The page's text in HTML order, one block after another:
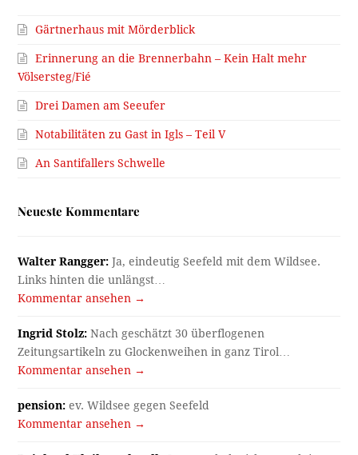
Gärtnerhaus mit Mörderblick
Erinnerung an die Brennerbahn – Kein Halt mehr
Völsersteg/Fié
Drei Damen am Seeufer
Notabilitäten zu Gast in Igls – Teil V
An Santifallers Schwelle
Neueste Kommentare
Walter Rangger: Ja, eindeutig Seefeld mit dem Wildsee.
Links hinten die unlängst…
Kommentar ansehen →
Ingrid Stolz: Nach geschätzt 30 überflogenen
Zeitungsartikeln zu Glockenweihen in ganz Tirol…
Kommentar ansehen →
pension: ev. Wildsee gegen Seefeld
Kommentar ansehen →